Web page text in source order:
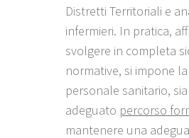
Distretti Territoriali e
infermieri. In pratica,
svolgere in completa
normative, si impone
personale sanitario,
adeguato percorso
mantenere una